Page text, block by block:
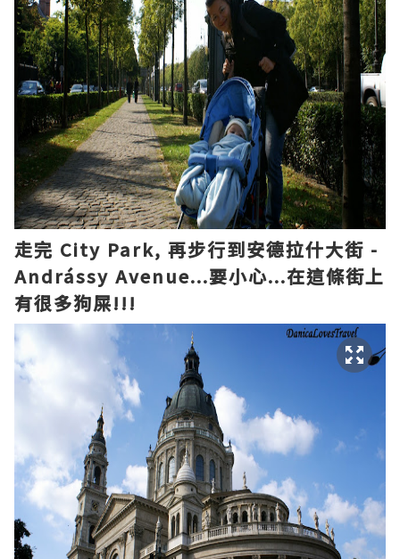
走完 City Park, 再步行到安德拉什大街 -
Andrássy Avenue...要小心...在這條街上
有很多狗屎!!!